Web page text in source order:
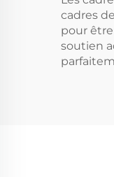
cadres
pour
soutien